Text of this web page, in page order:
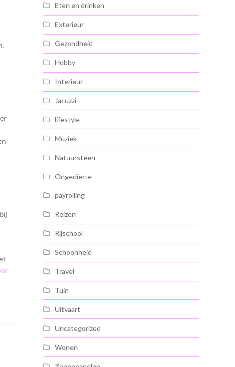
Eten en drinken
Exterieur
Gezondheid
Hobby
Interieur
Jacuzzi
lifestyle
Muziek
Natuursteen
Ongedierte
payrolling
Reizen
Rijschool
Schoonheid
Travel
Tuin
Uitvaart
Uncategorized
Wonen